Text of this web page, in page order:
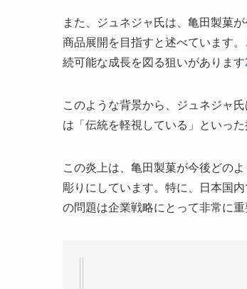
また、ジュネジャ氏は、亀田製菓
商品展開を目指すと述べています
続可能な成長を図る狙いがあります
このような背景から、ジュネジャ
は「伝統を軽視している」といっ
この炎上は、亀田製菓が今後どの
彫りにしています。特に、日本国
の問題は企業戦略にとって非常に重